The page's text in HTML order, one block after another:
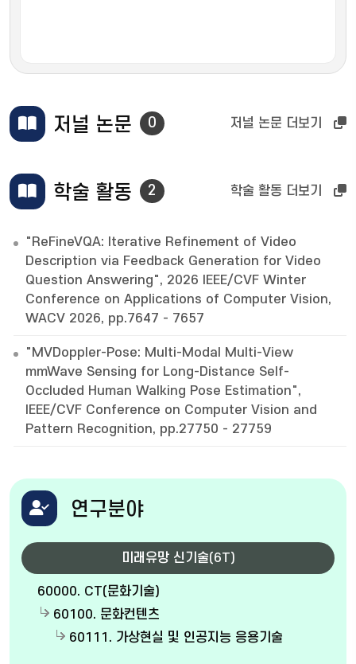
저널 논문 0 저널 논문 더보기
학술 활동 2 학술 활동 더보기
"ReFineVQA: Iterative Refinement of Video
Description via Feedback Generation for Video
Question Answering", 2026 IEEE/CVF Winter
Conference on Applications of Computer Vision,
WACV 2026, pp.7647 - 7657
"MVDoppler-Pose: Multi-Modal Multi-View
mmWave Sensing for Long-Distance Self-
Occluded Human Walking Pose Estimation",
IEEE/CVF Conference on Computer Vision and
Pattern Recognition, pp.27750 - 27759
연구분야
미래유망 신기술(6T)
60000. CT(문화기술)
60100. 문화컨텐츠
60111. 가상현실 및 인공지능 응용기술